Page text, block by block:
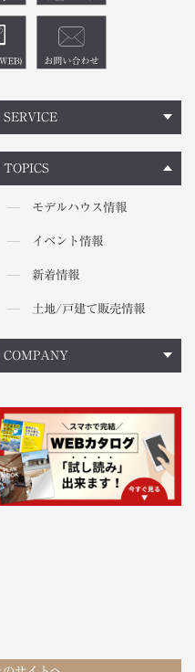
TOPICS
モデルハウス情報
イベント情報
新着情報
土地/戸建て販売情報
SERVICE
COMPANY